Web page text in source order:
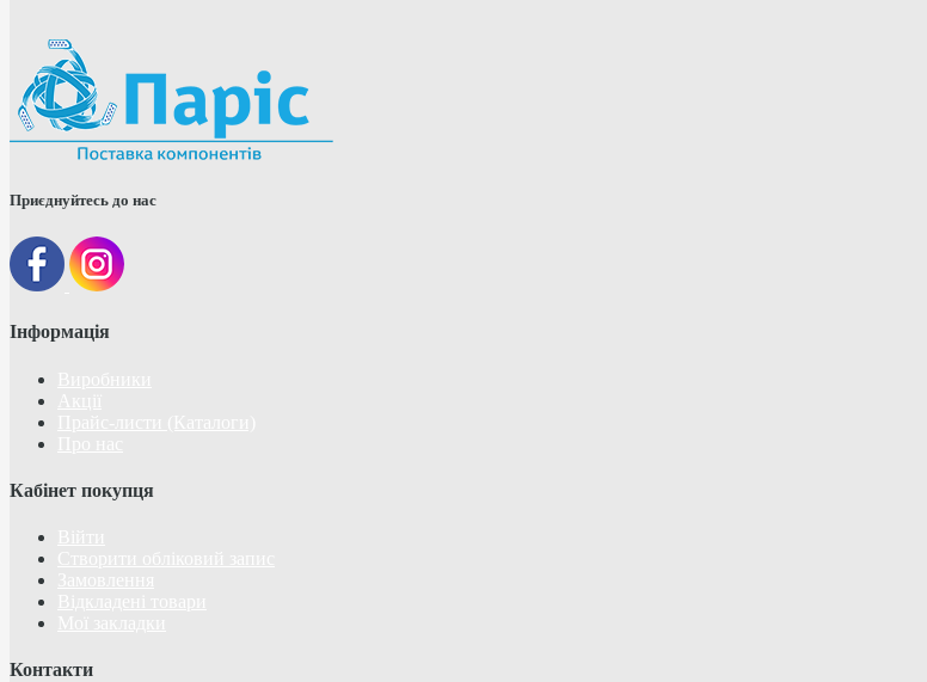
Приєднуйтесь до нас
Інформація
Кабінет покупця
Контакти